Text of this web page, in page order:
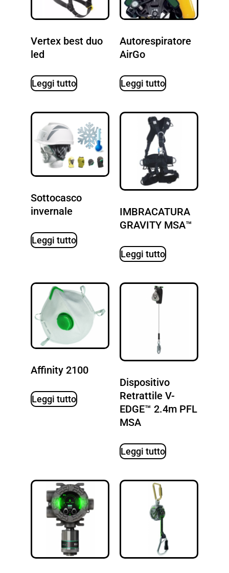
Vertex best duo
led
Leggi tutto
Autorespiratore
AirGo
Leggi tutto
Sottocasco
invernale
Leggi tutto
IMBRACATURA
GRAVITY MSA™
Leggi tutto
Affinity 2100
Leggi tutto
Dispositivo
Retrattile V-
EDGE™ 2.4m PFL
MSA
Leggi tutto